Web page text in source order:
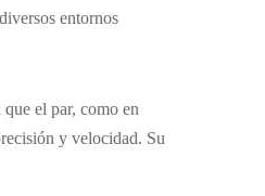
entornos
el par, como en
y velocidad. Su